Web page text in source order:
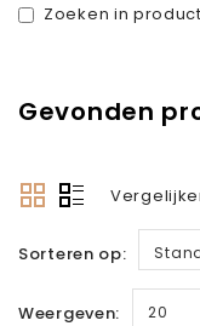
Zoeken in
Gevonden
Sorteren op:
Weergeven: 20